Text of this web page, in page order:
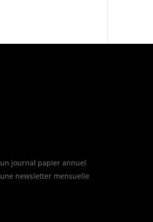
un journal papier annuel
une newsletter mensuelle